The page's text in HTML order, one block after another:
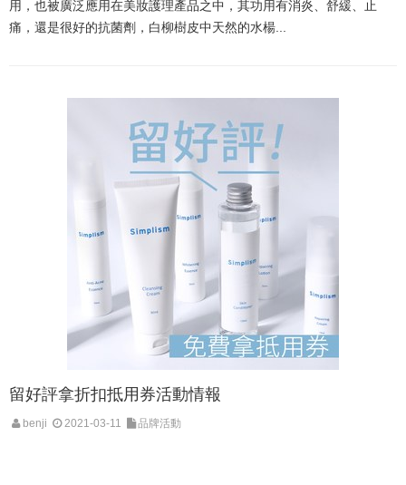
用，也被廣泛應用在美妝護理產品之中，其功用有消炎、舒緩、止
痛，還是很好的抗菌劑，白柳樹皮中天然的水楊...
留好評拿折扣抵用券活動情報
benji 2021-03-11 品牌活動